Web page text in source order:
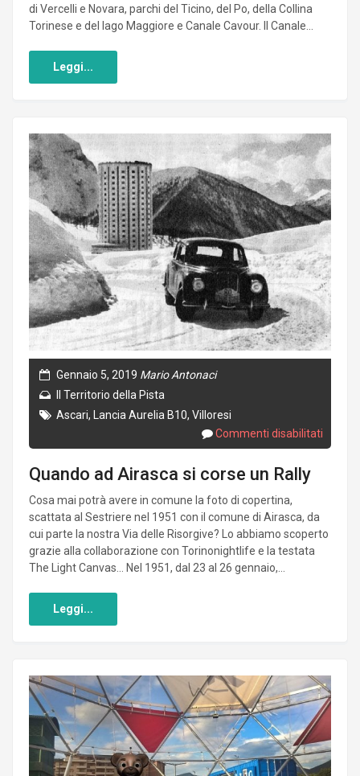
di Vercelli e Novara, parchi del Ticino, del Po, della Collina
Torinese e del lago Maggiore e Canale Cavour. Il Canale...
Leggi...
Gennaio 5, 2019 Mario Antonaci
Il Territorio della Pista
Ascari, Lancia Aurelia B10, Villoresi
Commenti disabilitati
Quando ad Airasca si corse un Rally
Cosa mai potrà avere in comune la foto di copertina,
scattata al Sestriere nel 1951 con il comune di Airasca, da
cui parte la nostra Via delle Risorgive? Lo abbiamo scoperto
grazie alla collaborazione con Torinonightlife e la testata
The Light Canvas… Nel 1951, dal 23 al 26 gennaio,...
Leggi...